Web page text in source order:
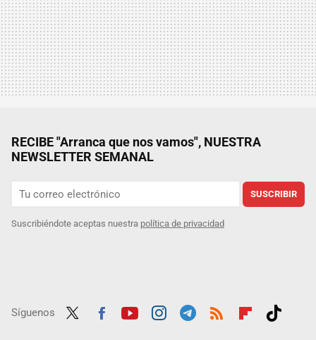
RECIBE "Arranca que nos vamos", NUESTRA
NEWSLETTER SEMANAL
SUSCRIBIR
Suscribiéndote aceptas nuestra política de privacidad
Síguenos